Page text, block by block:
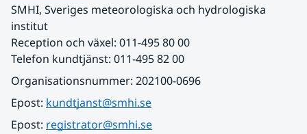
SMHI, Sveriges meteorologiska och hydrologiska
institut
Reception och växel: 011-495 80 00
Telefon kundtjänst: 011-495 82 00
Organisationsnummer: 202100-0696
Epost: kundtjanst@smhi.se
Epost: registrator@smhi.se